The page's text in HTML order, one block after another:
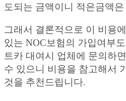
도되는 금액이니 적은금액
그래서 결론적으로 이 비용
있는 NOC보험의 가입여부
트카 대여시 업체에 문의하
수 있으니 비용을 참고해서
것을 추천드립니다.